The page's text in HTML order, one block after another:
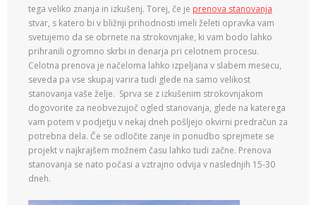
tega veliko znanja in izkušenj. Torej, če je prenova stanovanja
stvar, s katero bi v bližnji prihodnosti imeli želeti opravka vam
svetujemo da se obrnete na strokovnjake, ki vam bodo lahko
prihranili ogromno skrbi in denarja pri celotnem procesu.
Celotna prenova je načeloma lahko izpeljana v slabem mesecu,
seveda pa vse skupaj varira tudi glede na samo velikost
stanovanja vaše želje. Sprva se z izkušenim strokovnjakom
dogovorite za neobvezujoč ogled stanovanja, glede na katerega
vam potem v podjetju v nekaj dneh pošljejo okvirni predračun za
potrebna dela. Če se odločite zanje in ponudbo sprejmete se
projekt v najkrajšem možnem času lahko tudi začne. Prenova
stanovanja se nato počasi a vztrajno odvija v naslednjih 15-30
dneh.